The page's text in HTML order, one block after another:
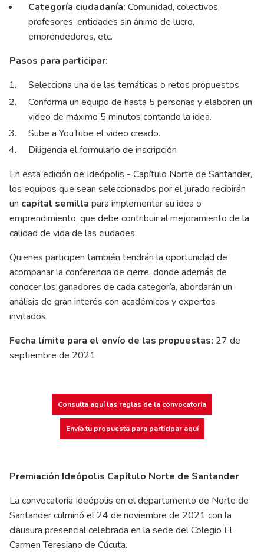
Categoría ciudadanía: Comunidad, colectivos,
profesores, entidades sin ánimo de lucro,
emprendedores, etc.
Pasos para participar:
Selecciona una de las temáticas o retos propuestos
Conforma un equipo de hasta 5 personas y elaboren un
video de máximo 5 minutos contando la idea.
Sube a YouTube el video creado.
Diligencia el formulario de inscripción
En esta edición de Ideópolis - Capítulo Norte de Santander,
los equipos que sean seleccionados por el jurado recibirán
un capital semilla para implementar su idea o
emprendimiento, que debe contribuir al mejoramiento de la
calidad de vida de las ciudades.
Quienes participen también tendrán la oportunidad de
acompañar la conferencia de cierre, donde además de
conocer los ganadores de cada categoría, abordarán un
análisis de gran interés con académicos y expertos
invitados.
Fecha límite para el envío de las propuestas: 27 de
septiembre de 2021
Consulta aquí las reglas de la convocatoria
Envía tu propuesta para participar aquí
Premiación Ideópolis Capítulo Norte de Santander
La convocatoria Ideópolis en el departamento de Norte de
Santander culminó el 24 de noviembre de 2021 con la
clausura presencial celebrada en la sede del Colegio El
Carmen Teresiano de Cúcuta.